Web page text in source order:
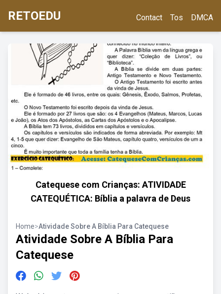
RETOEDU Contact Tos DMCA
Catequese com Crianças: ATIVIDADE
CATEQUÉTICA: Bíblia a palavra de Deus
Home>Atividade Sobre A Bíblia Para Catequese
Atividade Sobre A Bíblia Para
Catequese